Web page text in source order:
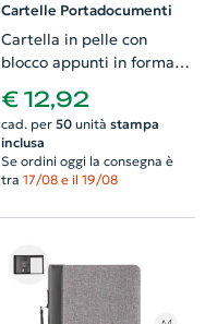
Cartelle Portadocumenti
Cartella in pelle con
blocco appunti in formato
fogli a righe e tasche
interne
€ 12,92
cad. per 50unità stampa
inclusa
Se ordini oggi la consegna è
tra 17/08 e il 19/08